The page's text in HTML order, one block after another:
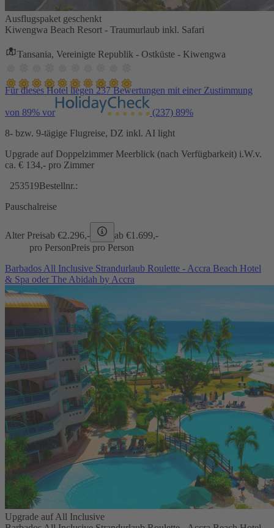
Ausflugspaket geschenkt
Kiwengwa Beach Resort - Traumurlaub inkl. Safari
Tansania, Vereinigte Republik - Ostküste - Kiwengwa
Für dieses Hotel liegen 237 Bewertungen mit einer Zustimmung
von 89% vor (237) 89%
8- bzw. 9-tägige Flugreise, DZ inkl. AI light
Upgrade auf Doppelzimmer Meerblick (nach Verfügbarkeit) i.W.v.
ca. € 134,- pro Zimmer
253519Bestellnr.:
Pauschalreise
Alter Preisab €2.296,- ab €1.699,-
pro PersonPreis pro Person
Barbados All Inclusive Strandurlaub Roulette - Accra Beach Hotel
& Spa oder The Abidah by Accra
Upgrade auf All Inclusive